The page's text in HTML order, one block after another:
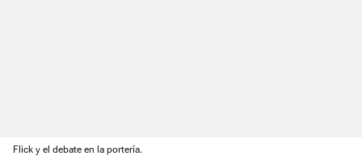
Time
Flick y el debate en la portería.